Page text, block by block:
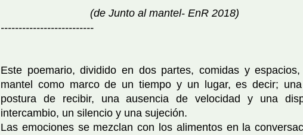
(de Junto al mantel- EnR 2018)
--------------------------
Este poemario, dividido en dos partes, comidas y
mantel como marco de un tiempo y un lugar, es decir;
postura de recibir, una ausencia de velocidad y una
intercambio, un silencio y una sujeción.
Las emociones se mezclan con los alimentos en la